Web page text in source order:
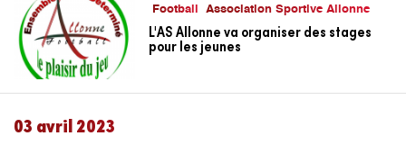
Football Association Sportive Allonne
L'AS Allonne va organiser des stages
pour les jeunes
03 avril 2023